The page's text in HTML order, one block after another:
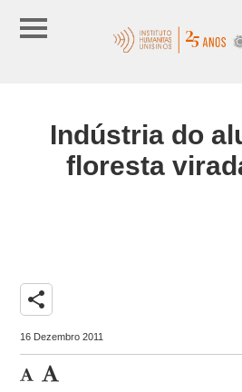
Indústria do
floresta
share
16 Dezembro 2011